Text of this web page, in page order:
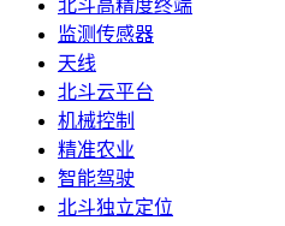
北斗高精度终端
监测传感器
天线
北斗云平台
机械控制
精准农业
智能驾驶
北斗独立定位